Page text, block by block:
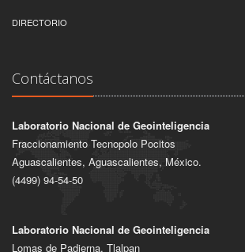
DIRECTORIO
Contáctanos
Laboratorio Nacional de Geointeligencia
Fraccionamiento Tecnopolo Pocitos
Aguascalientes, Aguascalientes, México.
(4499) 94-54-50
Laboratorio Nacional de Geointeligencia
Lomas de Padierna, Tlalpan